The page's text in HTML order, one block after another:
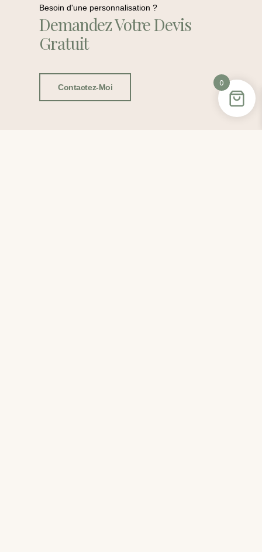
Besoin d'une personnalisation ?
Demandez Votre Devis
Gratuit
Contactez-Moi
0